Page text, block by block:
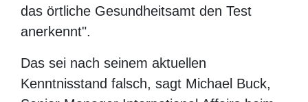
Quarantäne verpflichtet seien, wenn sie im
Zielgebiet maximal 48 Stunden vor der
ließen und dieser negativ ausgefallen sei.
Aus Rheinland-Pfalz wurde Reisenden